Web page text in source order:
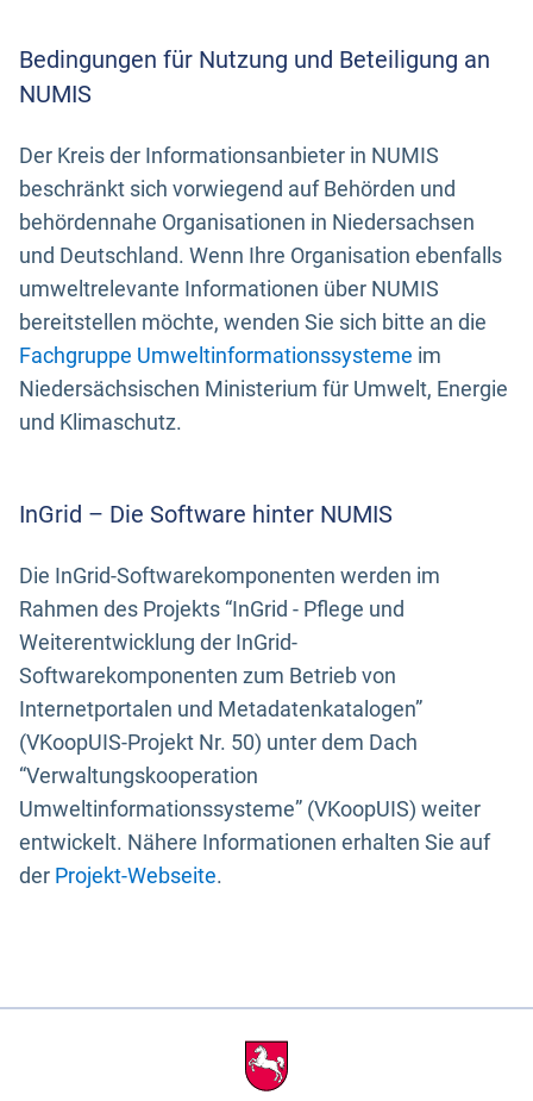
Bedingungen für Nutzung und Beteiligung an
NUMIS
Der Kreis der Informationsanbieter in NUMIS
beschränkt sich vorwiegend auf Behörden und
behördennahe Organisationen in Niedersachsen
und Deutschland. Wenn Ihre Organisation ebenfalls
umweltrelevante Informationen über NUMIS
bereitstellen möchte, wenden Sie sich bitte an die
Fachgruppe Umweltinformationssysteme im
Niedersächsischen Ministerium für Umwelt, Energie
und Klimaschutz.
InGrid – Die Software hinter NUMIS
Die InGrid-Softwarekomponenten werden im
Rahmen des Projekts “InGrid - Pflege und
Weiterentwicklung der InGrid-
Softwarekomponenten zum Betrieb von
Internetportalen und Metadatenkatalogen”
(VKoopUIS-Projekt Nr. 50) unter dem Dach
“Verwaltungskooperation
Umweltinformationssysteme” (VKoopUIS) weiter
entwickelt. Nähere Informationen erhalten Sie auf
der Projekt-Webseite.